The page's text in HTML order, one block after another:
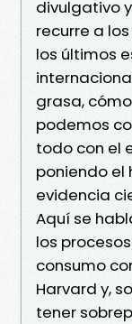
divulgativo
recurre a
los últimos
grasa,
podemos
todo con el
poniendo el
evidencia
Aquí se
los
consumo
Harvard y,
tener